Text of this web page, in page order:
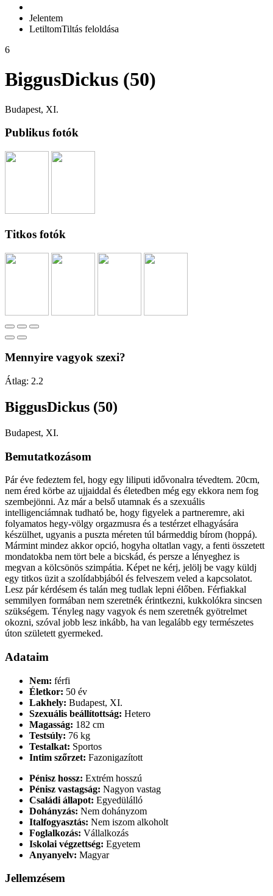
Jelentem
LetiltomTiltás feloldása
6
BiggusDickus (50)
Budapest, XI.
Publikus fotók
Titkos fotók
Mennyire vagyok szexi?
Átlag: 2.2
BiggusDickus (50)
Budapest, XI.
Bemutatkozásom
Pár éve fedeztem fel, hogy egy liliputi idővonalra tévedtem. 20cm,
nem éred körbe az ujjaiddal és életedben még egy ekkora nem fog
szembejönni. Az már a belső utamnak és a szexuális
intelligenciámnak tudható be, hogy figyelek a partneremre, aki
folyamatos hegy-völgy orgazmusra és a testérzet elhagyására
készülhet, ugyanis a puszta méreten túl bármeddig bírom (hoppá).
Mármint mindez akkor opció, hogyha oltatlan vagy, a fenti összetett
mondatokba nem tört bele a bicskád, és persze a lényeghez is
megvan a kölcsönös szimpátia. Képet ne kérj, jelölj be vagy küldj
egy titkos üzit a szolídabbjából és felveszem veled a kapcsolatot.
Lesz pár kérdésem és talán meg tudlak lepni élőben. Férfiakkal
semmilyen formában nem szeretnék érintkezni, kukkolókra sincsen
szükségem. Tényleg nagy vagyok és nem szeretnék gyötrelmet
okozni, szóval jobb lesz inkább, ha van legalább egy természetes
úton született gyermeked.
Adataim
Nem: férfi
Életkor: 50 év
Lakhely: Budapest, XI.
Szexuális beállítottság: Hetero
Magasság: 182 cm
Testsúly: 76 kg
Testalkat: Sportos
Intim szőrzet: Fazonigazított
Pénisz hossz: Extrém hosszú
Pénisz vastagság: Nagyon vastag
Családi állapot: Egyedülálló
Dohányzás: Nem dohányzom
Italfogyasztás: Nem iszom alkoholt
Foglalkozás: Vállalkozás
Iskolai végzettség: Egyetem
Anyanyelv: Magyar
Jellemzésem